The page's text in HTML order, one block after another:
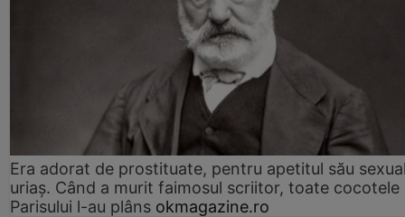
Era adorat de prostituate, pentru apetitul său
uriaș. Când a murit faimosul scriitor, toate cocotele
Parisului l-au plâns okmagazine.ro